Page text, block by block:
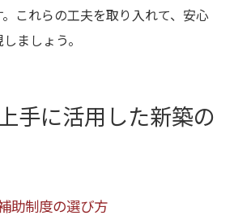
これらの工夫を取り入れて、安心
ましょう。
手に活用した新築の
助制度の選び方